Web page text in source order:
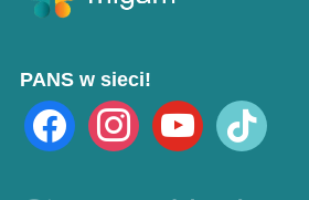
PANS w sieci!
facebook instagramyoutube tiktok